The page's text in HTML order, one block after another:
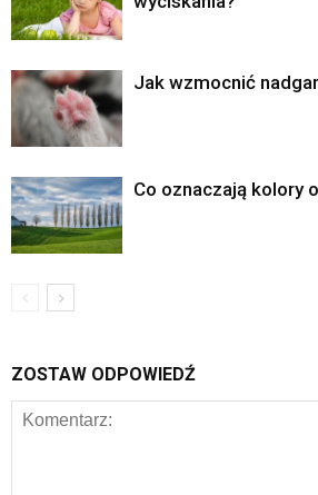
Jak wzmocnić
Co oznaczają kolory
ZOSTAW ODPOWIEDŹ